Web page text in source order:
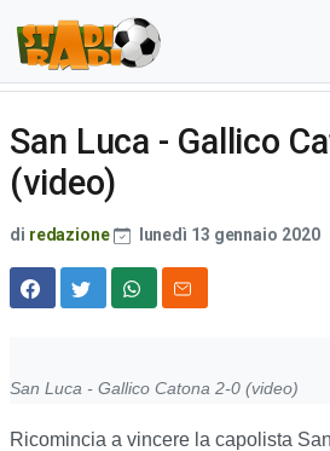
San Luca - Gallico
(video)
di redazione lunedì 13 gennaio 2020
San Luca - Gallico Catona 2-0 (video)
Ricomincia a vincere la capolista